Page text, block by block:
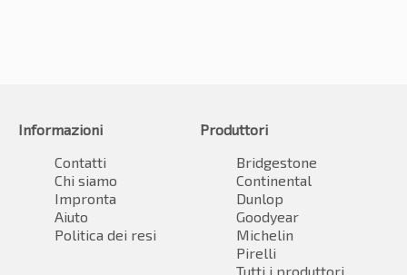
Informazioni
Contatti
Chi siamo
Impronta
Aiuto
Politica dei resi
Produttori
Bridgestone
Continental
Dunlop
Goodyear
Michelin
Pirelli
Tutti i produttori